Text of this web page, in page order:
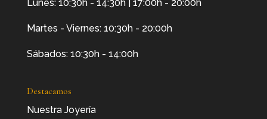
Lunes: 10:30h - 14:30h | 17:00h - 20:00h
Martes - Viernes: 10:30h - 20:00h
Sábados: 10:30h - 14:00h
Destacamos
Nuestra Joyería